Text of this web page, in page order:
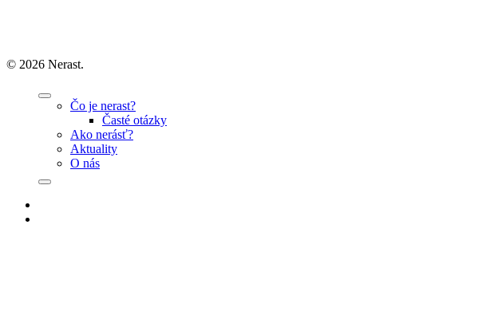
© 2026 Nerast.
Čo je nerast?
Časté otázky
Ako nerásť?
Aktuality
O nás